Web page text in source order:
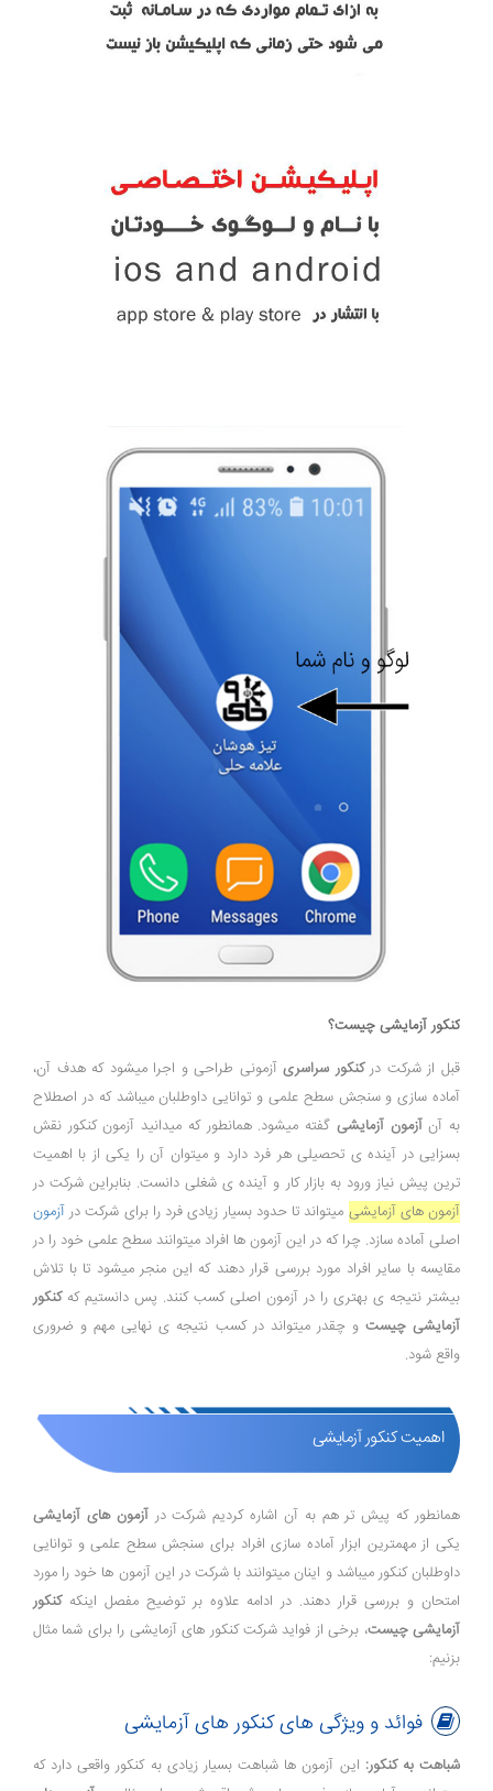
کنکور آزمایشی چیست؟
قبل از شرکت درکنکور سراسریآزمونی طراحی و اجرا میشود که هدف آن،
آماده سازی و سنجش سطح علمی و توانایی داوطلبان میباشد که در اصطلاح
به آنآزمون آزمایشی گفته میشود. همانطور که میدانید آزمون کنکور نقش
بسزایی در آینده ی تحصیلی هر فرد دارد و میتوان آن را یکی از با اهمیت
ترین پیش نیاز ورود به بازار کار و آینده ی شغلی دانست. بنابراین شرکت در
آزمون های آزمایشی میتواند تا حدود بسیار زیادی فرد را برای شرکت در آزمون
اصلی آماده سازد. چرا که در این آزمون ها افراد میتوانند سطح علمی خود را در
مقایسه با سایر افراد مورد بررسی قرار دهند که این منجر میشود تا با تلاش
بیشتر نتیجه ی بهتری را در آزمون اصلی کسب کنند. پس دانستیم کهکنکور
آزمایشی چیست و چقدر میتواند در کسب نتیجه ی نهایی مهم و ضروری
واقع شود.
اهمیت کنکور آزمایشی
همانطور که پیش تر هم به آن اشاره کردیم شرکت درآزمون های آزمایشی
یکی از مهمترین ابزار آماده سازی افراد برای سنجش سطح علمی و توانایی
داوطلبان کنکور میباشد و اینان میتوانند با شرکت در این آزمون ها خود را مورد
امتحان و بررسی قرار دهند. در ادامه علاوه بر توضیح مفصل اینکهکنکور
آزمایشی چیست، برخی از فواید شرکت کنکور های آزمایشی را برای شما مثال
بزنیم:
فوائد و ویژگی های کنکور های آزمایشی
شباهت به کنکور: این آزمون ها شباهت بسیار زیادی به کنکور واقعی دارد که